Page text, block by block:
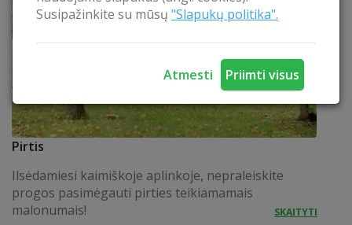
Susipažinkite su mūsų "Slapukų politika".
Atmesti Priimti visus
Pirtis
Ilsėdamiesi kaimiškoje aplinkoje, nepraleiskite
progos pasimėgauti pirties teikiamamais
malonumais!
SKAITYTI